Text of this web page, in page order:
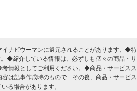
ナビウーマンに還元されることがあります。◆特
◆紹介している情報は、必ずしも個々の商品・サ
情報としてご利用ください。◆商品・サービスス
は記事作成時のもので、その後、商品・サービス
る場合があります。